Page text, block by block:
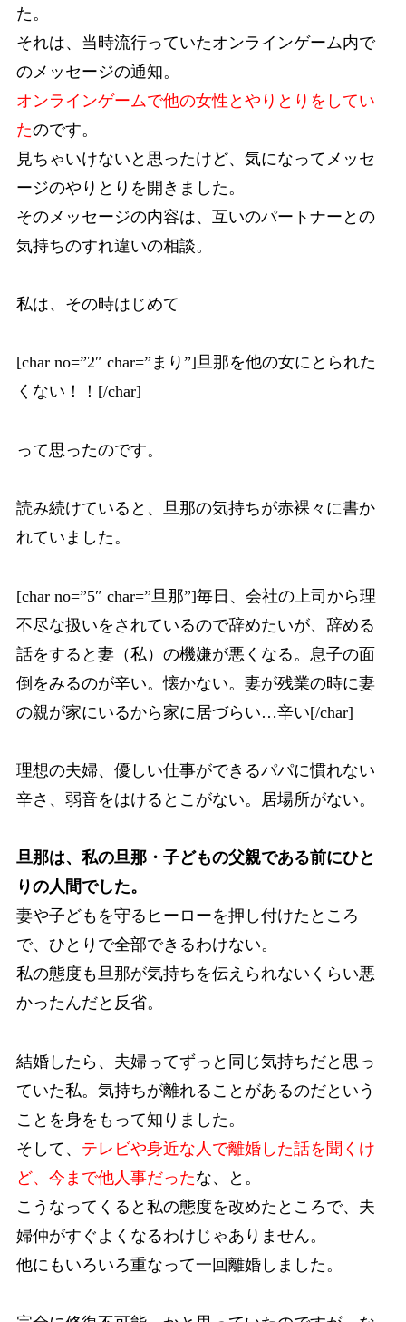
た。
それは、当時流行っていたオンラインゲーム内で
のメッセージの通知。
オンラインゲームで他の女性とやりとりをしてい
たのです。
見ちゃいけないと思ったけど、気になってメッセ
ージのやりとりを開きました。
そのメッセージの内容は、互いのパートナーとの
気持ちのすれ違いの相談。
私は、その時はじめて
[char no=”2″ char=”まり”]旦那を他の女にとられた
くない！！[/char]
って思ったのです。
読み続けていると、旦那の気持ちが赤裸々に書か
れていました。
[char no=”5″ char=”旦那”]毎日、会社の上司から理
不尽な扱いをされているので辞めたいが、辞める
話をすると妻（私）の機嫌が悪くなる。息子の面
倒をみるのが辛い。懐かない。妻が残業の時に妻
の親が家にいるから家に居づらい…辛い[/char]
理想の夫婦、優しい仕事ができるパパに慣れない
辛さ、弱音をはけるとこがない。居場所がない。
旦那は、私の旦那・子どもの父親である前にひと
りの人間でした。
妻や子どもを守るヒーローを押し付けたところ
で、ひとりで全部できるわけない。
私の態度も旦那が気持ちを伝えられないくらい悪
かったんだと反省。
結婚したら、夫婦ってずっと同じ気持ちだと思っ
ていた私。気持ちが離れることがあるのだという
ことを身をもって知りました。
そして、 テレビや身近な人で離婚した話を聞くけ
ど、今まで他人事だったな、と。
こうなってくると私の態度を改めたところで、夫
婦仲がすぐよくなるわけじゃありません。
他にもいろいろ重なって一回離婚しました。